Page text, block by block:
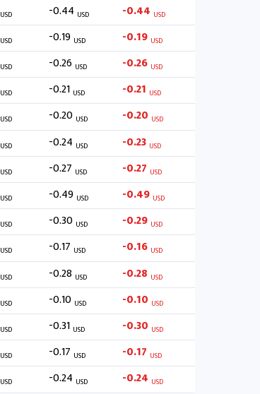
USD -0.44 USD -0.44 USD
USD -0.19 USD -0.19 USD
USD -0.26 USD -0.26 USD
USD -0.21 USD -0.21 USD
USD -0.20 USD -0.20 USD
USD -0.24 USD -0.23 USD
USD -0.27 USD -0.27 USD
USD -0.49 USD -0.49 USD
USD -0.30 USD -0.29 USD
USD -0.17 USD -0.16 USD
USD -0.28 USD -0.28 USD
USD -0.10 USD -0.10 USD
USD -0.31 USD -0.30 USD
USD -0.17 USD -0.17 USD
USD -0.24 USD -0.24 USD